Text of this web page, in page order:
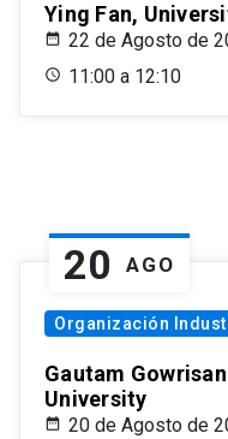
Ying Fan,
22 de Agosto de
11:00 a 12:10
20 AGO
Organización
Gautam
University
20 de Agosto de